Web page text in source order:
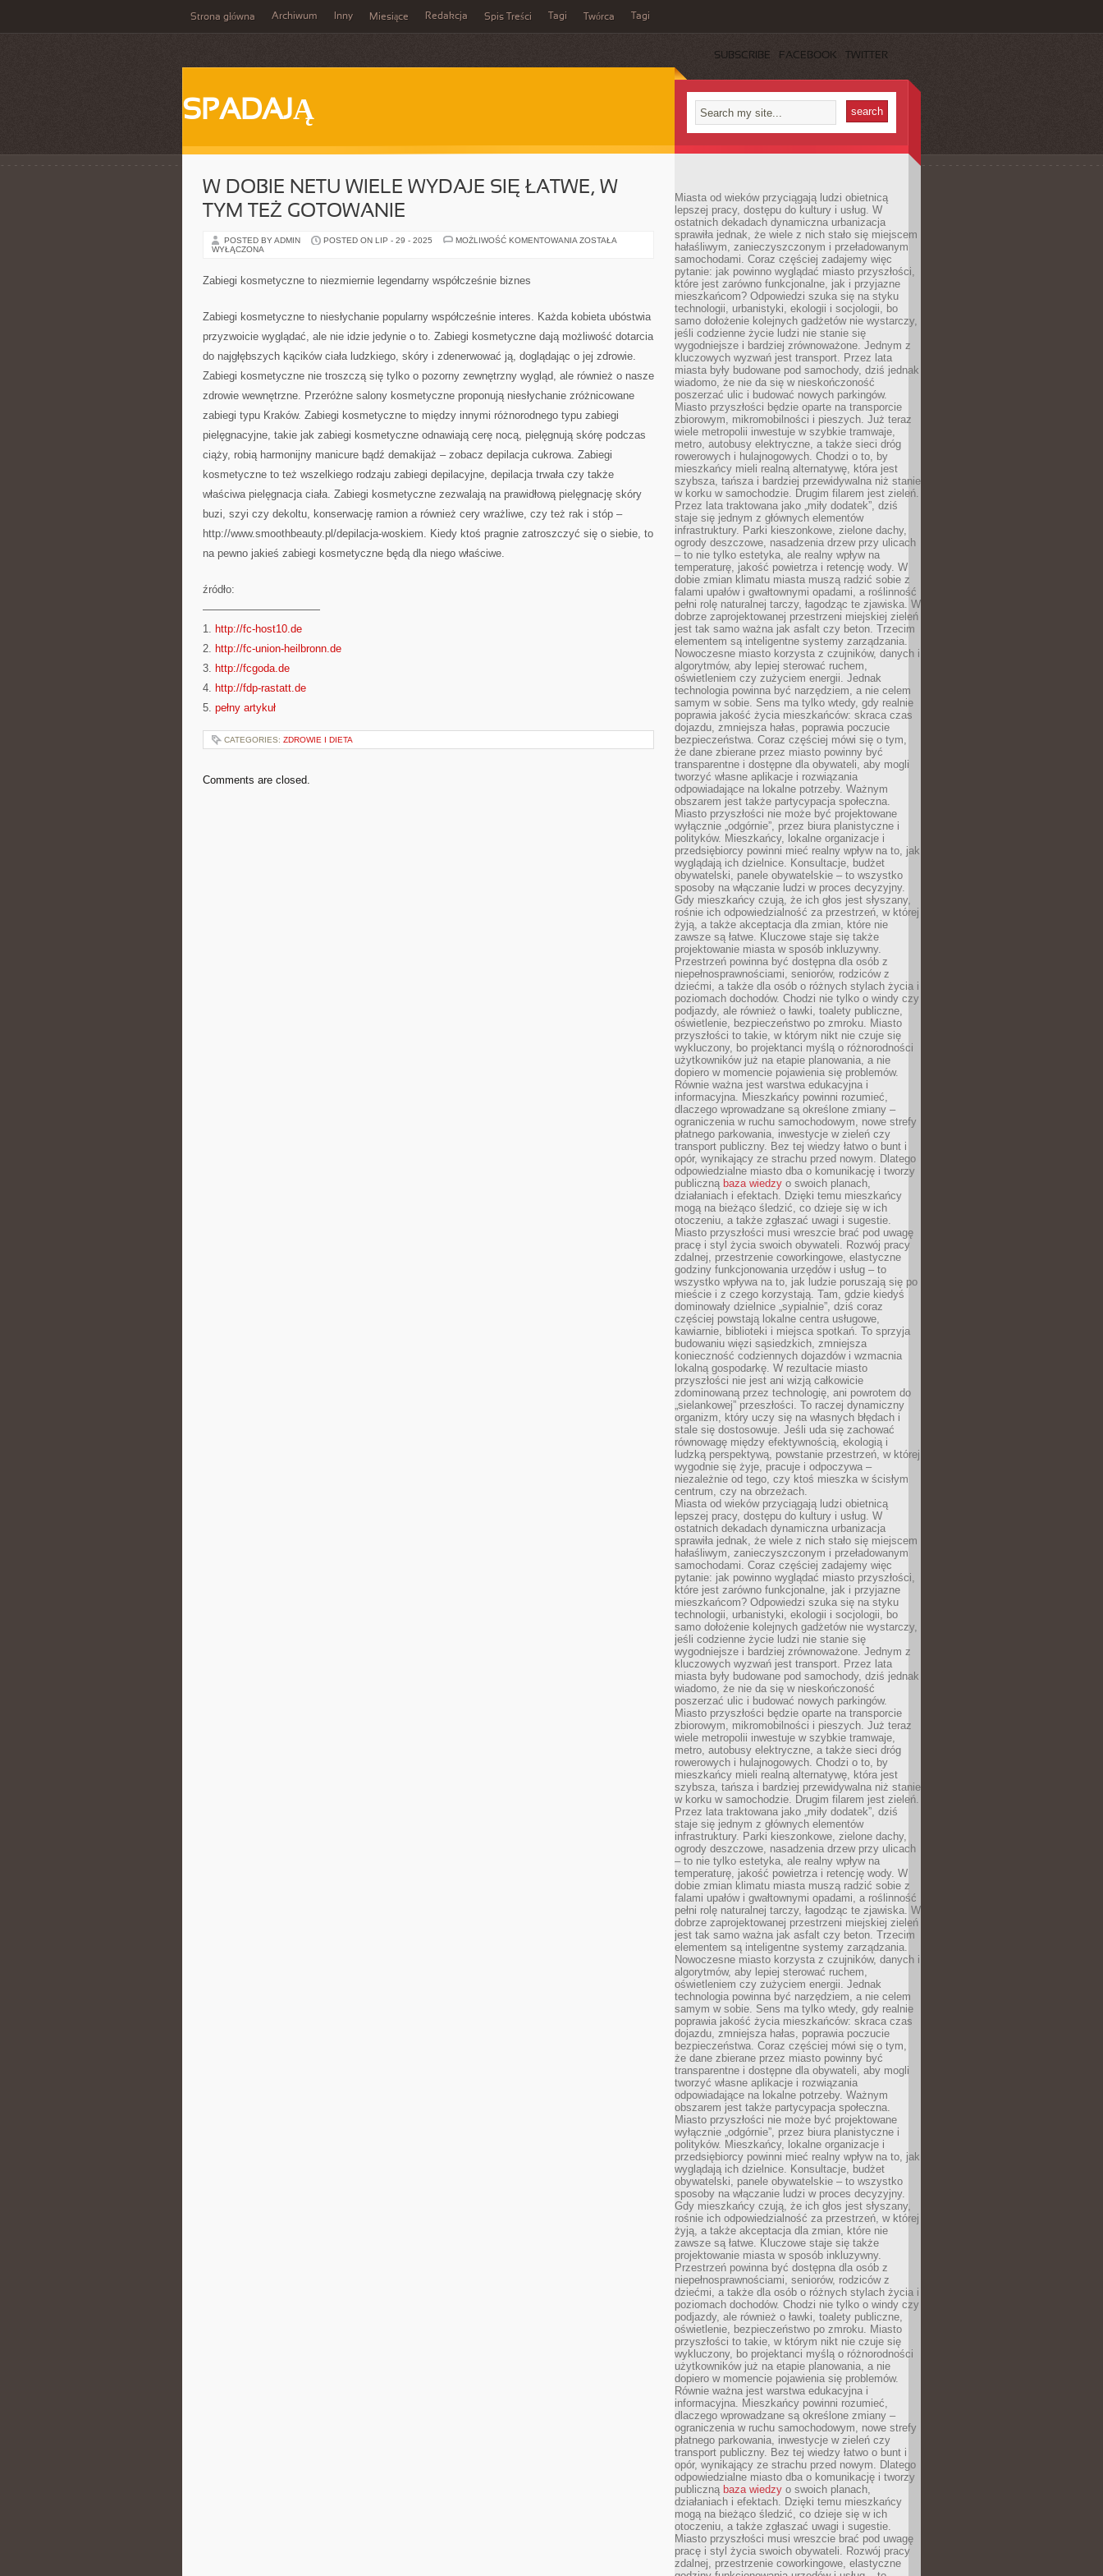
Strona główna Archiwum Inny Miesiące Redakcja Spis Treści Tagi Twórca Tagi
SUBSCRIBE FACEBOOK TWITTER
SPADAJĄ
W DOBIE NETU WIELE WYDAJE SIĘ ŁATWE, W
TYM TEŻ GOTOWANIE
POSTED BY ADMIN POSTED ON LIP - 29 - 2025 MOŻLIWOŚĆ KOMENTOWANIA W
TYM
TEŻ
ZOSTAŁA
WYŁĄCZONA
Zabiegi kosmetyczne to niezmiernie legendarny współcześnie biznes
Zabiegi kosmetyczne to niesłychanie popularny współcześnie interes. Każda kobieta ubóstwia
przyzwoicie wyglądać, ale nie idzie jedynie o to. Zabiegi kosmetyczne dają możliwość dotarcia
do najgłębszych kącików ciała ludzkiego, skóry i zdenerwować ją, doglądając o jej zdrowie.
Zabiegi kosmetyczne nie troszczą się tylko o pozorny zewnętrzny wygląd, ale również o nasze
zdrowie wewnętrzne. Przeróżne salony kosmetyczne proponują niesłychanie zróżnicowane
zabiegi typu Kraków. Zabiegi kosmetyczne to między innymi różnorodnego typu zabiegi
pielęgnacyjne, takie jak zabiegi kosmetyczne odnawiają cerę nocą, pielęgnują skórę podczas
ciąży, robią harmonijny manicure bądź demakijaż – zobacz depilacja cukrowa. Zabiegi
kosmetyczne to też wszelkiego rodzaju zabiegi depilacyjne, depilacja trwała czy także
właściwa pielęgnacja ciała. Zabiegi kosmetyczne zezwalają na prawidłową pielęgnację skóry
buzi, szyi czy dekoltu, konserwację ramion a również cery wrażliwe, czy też rak i stóp –
http://www.smoothbeauty.pl/depilacja-woskiem. Kiedy ktoś pragnie zatroszczyć się o siebie, to
na pewno jakieś zabiegi kosmetyczne będą dla niego właściwe.
źródło:
———————————
1. http://fc-host10.de
2. http://fc-union-heilbronn.de
3. http://fcgoda.de
4. http://fdp-rastatt.de
5. pełny artykuł
CATEGORIES: ZDROWIE I DIETA
Comments are closed.
Miasta od wieków przyciągają ludzi obietnicą
lepszej pracy, dostępu do kultury i usług. W
ostatnich dekadach dynamiczna urbanizacja
sprawiła jednak, że wiele z nich stało się miejscem
hałaśliwym, zanieczyszczonym i przeładowanym
samochodami. Coraz częściej zadajemy więc
pytanie: jak powinno wyglądać miasto przyszłości,
które jest zarówno funkcjonalne, jak i przyjazne
mieszkańcom? Odpowiedzi szuka się na styku
technologii, urbanistyki, ekologii i socjologii, bo
samo dołożenie kolejnych gadżetów nie wystarczy,
jeśli codzienne życie ludzi nie stanie się
wygodniejsze i bardziej zrównoważone. Jednym z
kluczowych wyzwań jest transport. Przez lata
miasta były budowane pod samochody, dziś jednak
wiadomo, że nie da się w nieskończoność
poszerzać ulic i budować nowych parkingów.
Miasto przyszłości będzie oparte na transporcie
zbiorowym, mikromobilności i pieszych. Już teraz
wiele metropolii inwestuje w szybkie tramwaje,
metro, autobusy elektryczne, a także sieci dróg
rowerowych i hulajnogowych. Chodzi o to, by
mieszkańcy mieli realną alternatywę, która jest
szybsza, tańsza i bardziej przewidywalna niż stanie
w korku w samochodzie. Drugim filarem jest zieleń.
Przez lata traktowana jako „miły dodatek”, dziś
staje się jednym z głównych elementów
infrastruktury. Parki kieszonkowe, zielone dachy,
ogrody deszczowe, nasadzenia drzew przy ulicach
– to nie tylko estetyka, ale realny wpływ na
temperaturę, jakość powietrza i retencję wody. W
dobie zmian klimatu miasta muszą radzić sobie z
falami upałów i gwałtownymi opadami, a roślinność
pełni rolę naturalnej tarczy, łagodząc te zjawiska. W
dobrze zaprojektowanej przestrzeni miejskiej zieleń
jest tak samo ważna jak asfalt czy beton. Trzecim
elementem są inteligentne systemy zarządzania.
Nowoczesne miasto korzysta z czujników, danych i
algorytmów, aby lepiej sterować ruchem,
oświetleniem czy zużyciem energii. Jednak
technologia powinna być narzędziem, a nie celem
samym w sobie. Sens ma tylko wtedy, gdy realnie
poprawia jakość życia mieszkańców: skraca czas
dojazdu, zmniejsza hałas, poprawia poczucie
bezpieczeństwa. Coraz częściej mówi się o tym,
że dane zbierane przez miasto powinny być
transparentne i dostępne dla obywateli, aby mogli
tworzyć własne aplikacje i rozwiązania
odpowiadające na lokalne potrzeby. Ważnym
obszarem jest także partycypacja społeczna.
Miasto przyszłości nie może być projektowane
wyłącznie „odgórnie”, przez biura planistyczne i
polityków. Mieszkańcy, lokalne organizacje i
przedsiębiorcy powinni mieć realny wpływ na to, jak
wyglądają ich dzielnice. Konsultacje, budżet
obywatelski, panele obywatelskie – to wszystko
sposoby na włączanie ludzi w proces decyzyjny.
Gdy mieszkańcy czują, że ich głos jest słyszany,
rośnie ich odpowiedzialność za przestrzeń, w której
żyją, a także akceptacja dla zmian, które nie
zawsze są łatwe. Kluczowe staje się także
projektowanie miasta w sposób inkluzywny.
Przestrzeń powinna być dostępna dla osób z
niepełnosprawnościami, seniorów, rodziców z
dziećmi, a także dla osób o różnych stylach życia i
poziomach dochodów. Chodzi nie tylko o windy czy
podjazdy, ale również o ławki, toalety publiczne,
oświetlenie, bezpieczeństwo po zmroku. Miasto
przyszłości to takie, w którym nikt nie czuje się
wykluczony, bo projektanci myślą o różnorodności
użytkowników już na etapie planowania, a nie
dopiero w momencie pojawienia się problemów.
Równie ważna jest warstwa edukacyjna i
informacyjna. Mieszkańcy powinni rozumieć,
dlaczego wprowadzane są określone zmiany –
ograniczenia w ruchu samochodowym, nowe strefy
płatnego parkowania, inwestycje w zieleń czy
transport publiczny. Bez tej wiedzy łatwo o bunt i
opór, wynikający ze strachu przed nowym. Dlatego
odpowiedzialne miasto dba o komunikację i tworzy
publiczną baza wiedzy o swoich planach,
działaniach i efektach. Dzięki temu mieszkańcy
mogą na bieżąco śledzić, co dzieje się w ich
otoczeniu, a także zgłaszać uwagi i sugestie.
Miasto przyszłości musi wreszcie brać pod uwagę
pracę i styl życia swoich obywateli. Rozwój pracy
zdalnej, przestrzenie coworkingowe, elastyczne
godziny funkcjonowania urzędów i usług – to
wszystko wpływa na to, jak ludzie poruszają się po
mieście i z czego korzystają. Tam, gdzie kiedyś
dominowały dzielnice „sypialnie”, dziś coraz
częściej powstają lokalne centra usługowe,
kawiarnie, biblioteki i miejsca spotkań. To sprzyja
budowaniu więzi sąsiedzkich, zmniejsza
konieczność codziennych dojazdów i wzmacnia
lokalną gospodarkę. W rezultacie miasto
przyszłości nie jest ani wizją całkowicie
zdominowaną przez technologię, ani powrotem do
„sielankowej” przeszłości. To raczej dynamiczny
organizm, który uczy się na własnych błędach i
stale się dostosowuje. Jeśli uda się zachować
równowagę między efektywnością, ekologią i
ludzką perspektywą, powstanie przestrzeń, w której
wygodnie się żyje, pracuje i odpoczywa –
niezależnie od tego, czy ktoś mieszka w ścisłym
centrum, czy na obrzeżach.
Miasta od wieków przyciągają ludzi obietnicą
lepszej pracy, dostępu do kultury i usług. W
ostatnich dekadach dynamiczna urbanizacja
sprawiła jednak, że wiele z nich stało się miejscem
hałaśliwym, zanieczyszczonym i przeładowanym
samochodami. Coraz częściej zadajemy więc
pytanie: jak powinno wyglądać miasto przyszłości,
które jest zarówno funkcjonalne, jak i przyjazne
mieszkańcom? Odpowiedzi szuka się na styku
technologii, urbanistyki, ekologii i socjologii, bo
samo dołożenie kolejnych gadżetów nie wystarczy,
jeśli codzienne życie ludzi nie stanie się
wygodniejsze i bardziej zrównoważone. Jednym z
kluczowych wyzwań jest transport. Przez lata
miasta były budowane pod samochody, dziś jednak
wiadomo, że nie da się w nieskończoność
poszerzać ulic i budować nowych parkingów.
Miasto przyszłości będzie oparte na transporcie
zbiorowym, mikromobilności i pieszych. Już teraz
wiele metropolii inwestuje w szybkie tramwaje,
metro, autobusy elektryczne, a także sieci dróg
rowerowych i hulajnogowych. Chodzi o to, by
mieszkańcy mieli realną alternatywę, która jest
szybsza, tańsza i bardziej przewidywalna niż stanie
w korku w samochodzie. Drugim filarem jest zieleń.
Przez lata traktowana jako „miły dodatek”, dziś
staje się jednym z głównych elementów
infrastruktury. Parki kieszonkowe, zielone dachy,
ogrody deszczowe, nasadzenia drzew przy ulicach
– to nie tylko estetyka, ale realny wpływ na
temperaturę, jakość powietrza i retencję wody. W
dobie zmian klimatu miasta muszą radzić sobie z
falami upałów i gwałtownymi opadami, a roślinność
pełni rolę naturalnej tarczy, łagodząc te zjawiska. W
dobrze zaprojektowanej przestrzeni miejskiej zieleń
jest tak samo ważna jak asfalt czy beton. Trzecim
elementem są inteligentne systemy zarządzania.
Nowoczesne miasto korzysta z czujników, danych i
algorytmów, aby lepiej sterować ruchem,
oświetleniem czy zużyciem energii. Jednak
technologia powinna być narzędziem, a nie celem
samym w sobie. Sens ma tylko wtedy, gdy realnie
poprawia jakość życia mieszkańców: skraca czas
dojazdu, zmniejsza hałas, poprawia poczucie
bezpieczeństwa. Coraz częściej mówi się o tym,
że dane zbierane przez miasto powinny być
transparentne i dostępne dla obywateli, aby mogli
tworzyć własne aplikacje i rozwiązania
odpowiadające na lokalne potrzeby. Ważnym
obszarem jest także partycypacja społeczna.
Miasto przyszłości nie może być projektowane
wyłącznie „odgórnie”, przez biura planistyczne i
polityków. Mieszkańcy, lokalne organizacje i
przedsiębiorcy powinni mieć realny wpływ na to, jak
wyglądają ich dzielnice. Konsultacje, budżet
obywatelski, panele obywatelskie – to wszystko
sposoby na włączanie ludzi w proces decyzyjny.
Gdy mieszkańcy czują, że ich głos jest słyszany,
rośnie ich odpowiedzialność za przestrzeń, w której
żyją, a także akceptacja dla zmian, które nie
zawsze są łatwe. Kluczowe staje się także
projektowanie miasta w sposób inkluzywny.
Przestrzeń powinna być dostępna dla osób z
niepełnosprawnościami, seniorów, rodziców z
dziećmi, a także dla osób o różnych stylach życia i
poziomach dochodów. Chodzi nie tylko o windy czy
podjazdy, ale również o ławki, toalety publiczne,
oświetlenie, bezpieczeństwo po zmroku. Miasto
przyszłości to takie, w którym nikt nie czuje się
wykluczony, bo projektanci myślą o różnorodności
użytkowników już na etapie planowania, a nie
dopiero w momencie pojawienia się problemów.
Równie ważna jest warstwa edukacyjna i
informacyjna. Mieszkańcy powinni rozumieć,
dlaczego wprowadzane są określone zmiany –
ograniczenia w ruchu samochodowym, nowe strefy
płatnego parkowania, inwestycje w zieleń czy
transport publiczny. Bez tej wiedzy łatwo o bunt i
opór, wynikający ze strachu przed nowym. Dlatego
odpowiedzialne miasto dba o komunikację i tworzy
publiczną baza wiedzy o swoich planach,
działaniach i efektach. Dzięki temu mieszkańcy
mogą na bieżąco śledzić, co dzieje się w ich
otoczeniu, a także zgłaszać uwagi i sugestie.
Miasto przyszłości musi wreszcie brać pod uwagę
pracę i styl życia swoich obywateli. Rozwój pracy
zdalnej, przestrzenie coworkingowe, elastyczne